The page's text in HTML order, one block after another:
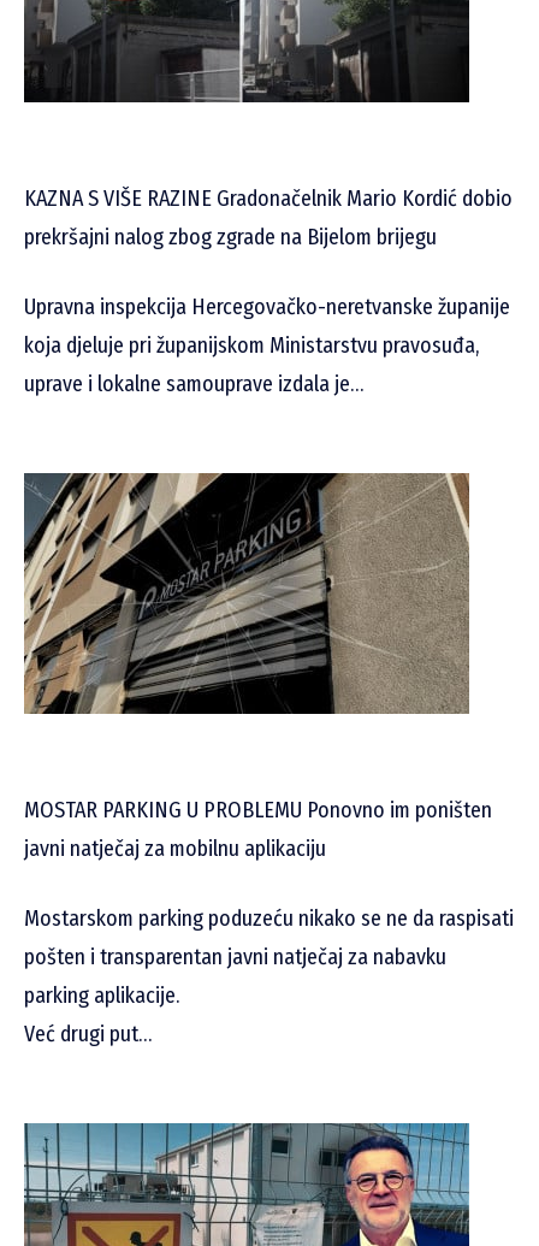
KAZNA S VIŠE RAZINE Gradonačelnik Mario Kordić dobio
prekršajni nalog zbog zgrade na Bijelom brijegu
Upravna inspekcija Hercegovačko-neretvanske županije
koja djeluje pri županijskom Ministarstvu pravosuđa,
uprave i lokalne samouprave izdala je…
MOSTAR PARKING U PROBLEMU Ponovno im poništen
javni natječaj za mobilnu aplikaciju
Mostarskom parking poduzeću nikako se ne da raspisati
pošten i transparentan javni natječaj za nabavku
parking aplikacije.
Već drugi put…